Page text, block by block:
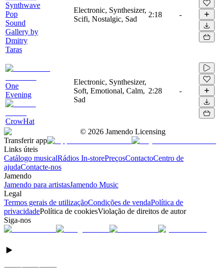
Synthwave
Pop
Sound
Gallery by
Dmitry
Taras
Electronic, Synthesizer,
Scifi, Nostalgic, Sad
2:18 -
One
Evening
CrowHat
Electronic, Synthesizer,
Soft, Emotional, Calm,
Sad
2:28 -
© 2026 Jamendo Licensing
Transferir app
Links úteis
Catálogo musicalRádios In-storePreçosContactoCentro de
ajudaContacte-nos
Jamendo
Jamendo para artistasJamendo Music
Legal
Termos gerais de utilizaçãoCondições de vendaPolítica de
privacidadePolítica de cookiesViolação de direitos de autor
Siga-nos